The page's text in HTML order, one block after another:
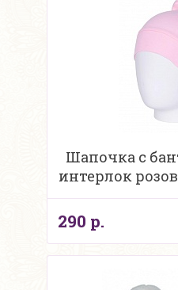
Шапочка с
интерлок
290 р.